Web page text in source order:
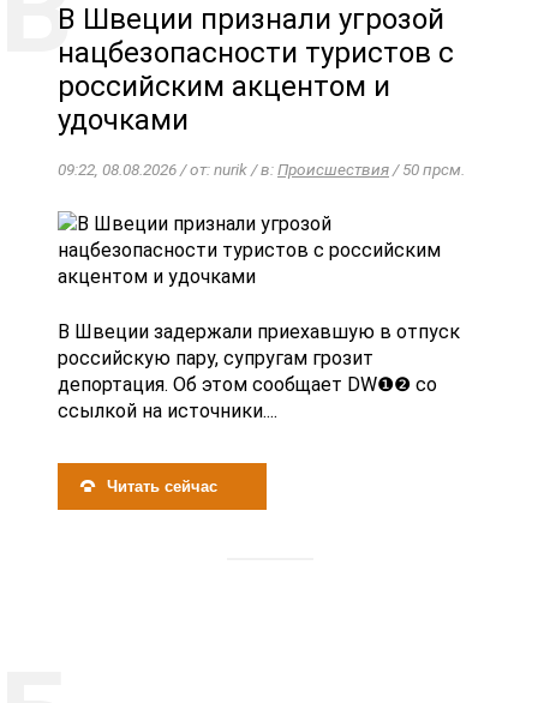
В Швеции признали угрозой
нацбезопасности туристов с
российским акцентом и
удочками
09:22, 08.08.2026 / от: nurik / в:Происшествия/ 50 прсм.
В Швеции задержали приехавшую в отпуск
российскую пару, супругам грозит
депортация. Об этом сообщает DW❶❷ со
ссылкой на источники....
Читать сейчас